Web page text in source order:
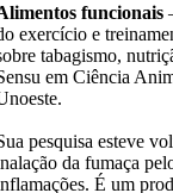
funcionais
exercício e
tabagismo,
em Ciência
pesquisa esteve
da fumaça
É um